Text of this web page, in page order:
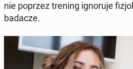
nie poprzez trening igno­ru­je
badacze.